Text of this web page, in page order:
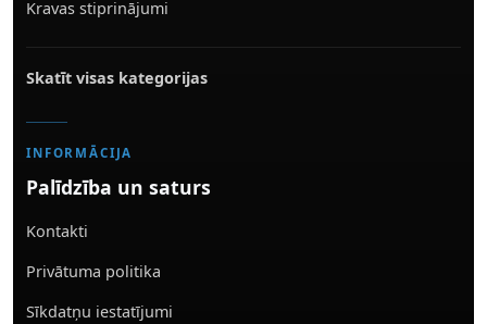
Kravas stiprinājumi
Skatīt visas kategorijas
INFORMĀCIJA
Palīdzība un saturs
Kontakti
Privātuma politika
Sīkdatņu iestatījumi